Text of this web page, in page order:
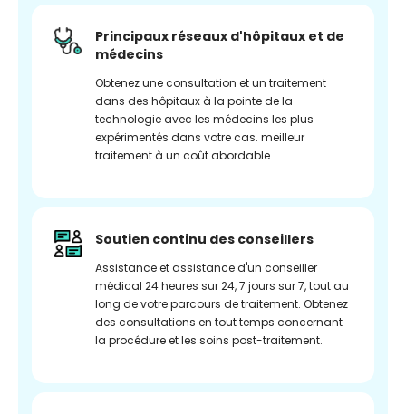
Principaux réseaux d'hôpitaux et de
médecins
Obtenez une consultation et un traitement
dans des hôpitaux à la pointe de la
technologie avec les médecins les plus
expérimentés dans votre cas. meilleur
traitement à un coût abordable.
Soutien continu des conseillers
Assistance et assistance d'un conseiller
médical 24 heures sur 24, 7 jours sur 7, tout au
long de votre parcours de traitement. Obtenez
des consultations en tout temps concernant
la procédure et les soins post-traitement.